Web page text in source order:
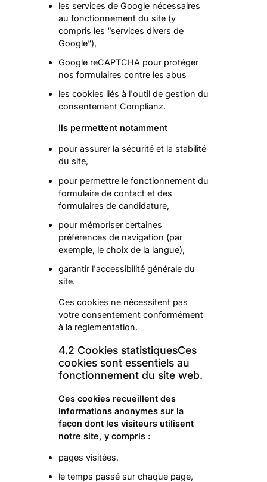
les services de Google nécessaires
au fonctionnement du site (y
compris les “services divers de
Google”),
Google reCAPTCHA pour protéger
nos formulaires contre les abus
les cookies liés à l'outil de gestion du
consentement Complianz.
Ils permettent notamment
pour assurer la sécurité et la stabilité
du site,
pour permettre le fonctionnement du
formulaire de contact et des
formulaires de candidature,
pour mémoriser certaines
préférences de navigation (par
exemple, le choix de la langue),
garantir l'accessibilité générale du
site.
Ces cookies ne nécessitent pas
votre consentement conformément
à la réglementation.
4.2 Cookies statistiquesCes
cookies sont essentiels au
fonctionnement du site web.
Ces cookies recueillent des
informations anonymes sur la
façon dont les visiteurs utilisent
notre site, y compris :
pages visitées,
le temps passé sur chaque page,